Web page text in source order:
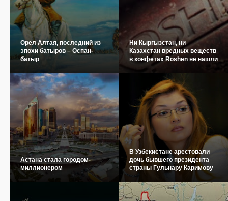
Орел Алтая, последний из
эпохи батыров – Оспан-
батыр
Ни Кыргызстан, ни
Казахстан вредных веществ
в конфетах Roshen не нашли
Астана стала городом-
миллионером
В Узбекистане арестовали
дочь бывшего президента
страны Гульнару Каримову